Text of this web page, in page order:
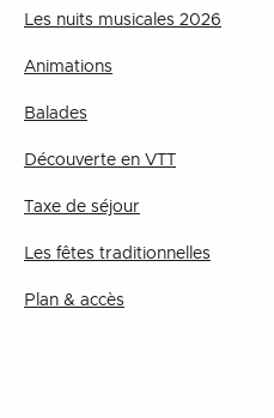
Les nuits musicales 2026
Animations
Balades
Découverte en VTT
Taxe de séjour
Les fêtes traditionnelles
Plan & accès